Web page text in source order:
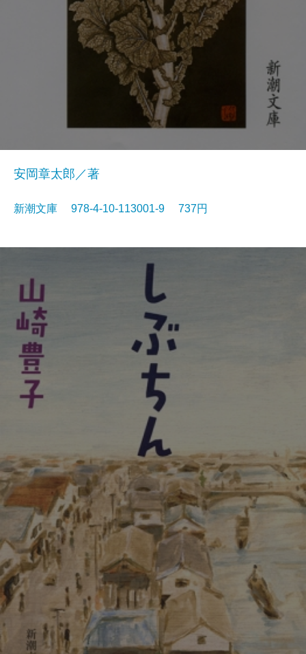
安岡章太郎／著
新潮文庫 978-4-10-113001-9 737円